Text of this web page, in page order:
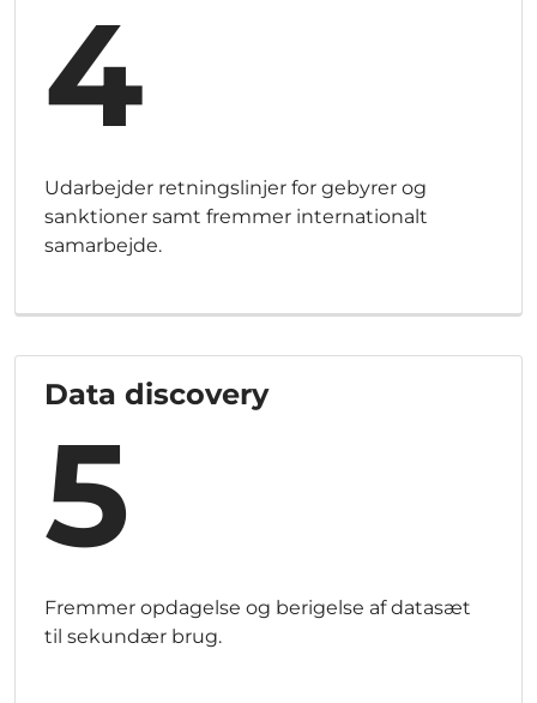
4
Udarbejder retningslinjer for gebyrer og
sanktioner samt fremmer internationalt
samarbejde.
Data discovery
5
Fremmer opdagelse og berigelse af datasæt
til sekundær brug.